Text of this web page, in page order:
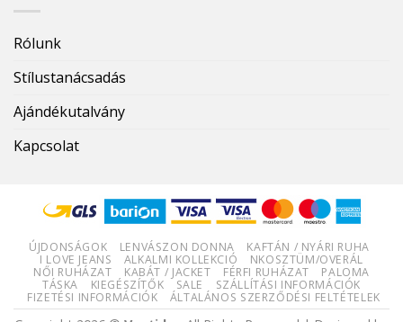
Rólunk
Stílustanácsadás
Ajándékutalvány
Kapcsolat
ÚJDONSÁGOK LENVÁSZON DONNA
KAFTÁN / NYÁRI RUHA
I LOVE JEANS
ALKALMI KOLLEKCIÓ
NKOSZTÜM/OVERÁL
NŐI RUHÁZAT
KABÁT / JACKET FÉRFI RUHÁZAT
PALOMA
TÁSKA
KIEGÉSZÍTŐK SALE
SZÁLLÍTÁSI INFORMÁCIÓK
FIZETÉSI INFORMÁCIÓK
ÁLTALÁNOS SZERZŐDÉSI FELTÉTELEK